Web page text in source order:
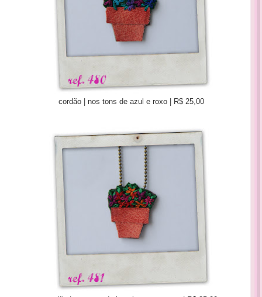
cordão | nos tons de azul e roxo | R$ 25,00